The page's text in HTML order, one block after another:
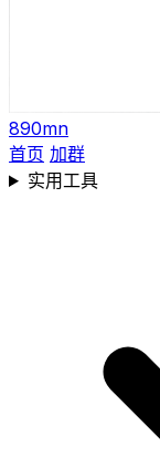
890mn
首页 加群
实用工具